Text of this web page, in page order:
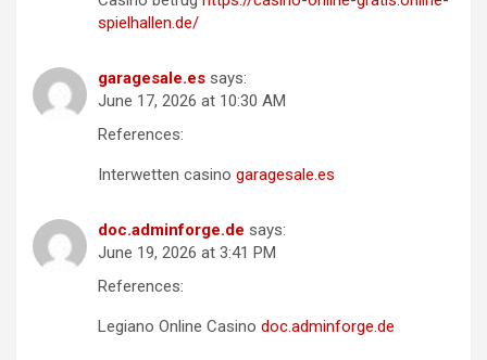
spielhallen.de/
garagesale.es says:
June 17, 2026 at 10:30 AM
References:
Interwetten casino garagesale.es
doc.adminforge.de says:
June 19, 2026 at 3:41 PM
References:
Legiano Online Casino doc.adminforge.de